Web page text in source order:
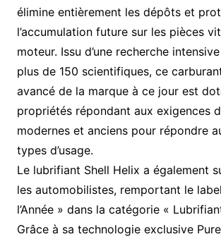
élimine entièrement les dépôts et
l’accumulation future sur les pièces
moteur. Issu d’une recherche
plus de 150 scientifiques, ce
avancé de la marque à ce jour est
propriétés répondant aux exigences
modernes et anciens pour répondre
types d’usage.
Le lubrifiant Shell Helix a également
les automobilistes, remportant le
l’Année » dans la catégorie «
Grâce à sa technologie exclusive